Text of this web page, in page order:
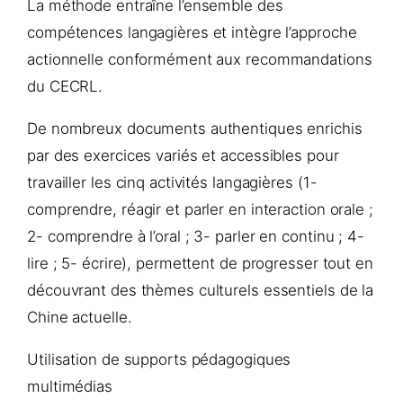
La méthode entraîne l’ensemble des
compétences langagières et intègre l’approche
actionnelle conformément aux recommandations
du CECRL.
De nombreux documents authentiques enrichis
par des exercices variés et accessibles pour
travailler les cinq activités langagières (1-
comprendre, réagir et parler en interaction orale ;
2- comprendre à l’oral ; 3- parler en continu ; 4-
lire ; 5- écrire), permettent de progresser tout en
découvrant des thèmes culturels essentiels de la
Chine actuelle.
Utilisation de supports pédagogiques
multimédias